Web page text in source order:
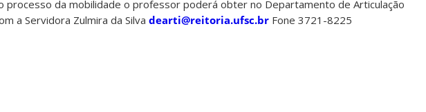
processo da mobilidade o professor poderá obter no Departamento de Articulação
a Servidora Zulmira da Silva dearti@reitoria.ufsc.br Fone 3721-8225